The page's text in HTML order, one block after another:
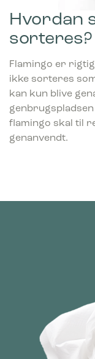
huske
ud eller opfører sig
region, du befinder
Statistik
Statistiske cookies
interaktion med
oplysninger
Hvordan
sorteres?
Flamingo er
ikke sorteres
kan kun blive
flamingo skal til
genanvendt.